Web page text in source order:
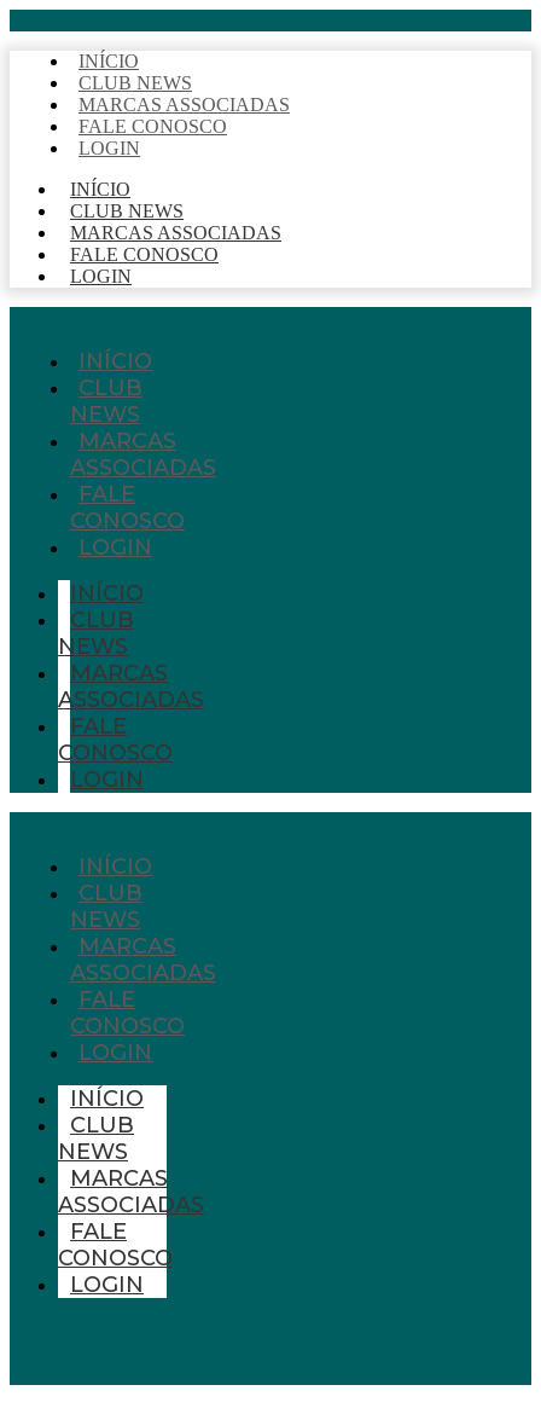
INÍCIO
CLUB NEWS
MARCAS ASSOCIADAS
FALE CONOSCO
LOGIN
INÍCIO
CLUB NEWS
MARCAS ASSOCIADAS
FALE CONOSCO
LOGIN
INÍCIO
CLUB
NEWS
MARCAS
ASSOCIADAS
FALE
CONOSCO
LOGIN
INÍCIO
CLUB
NEWS
MARCAS
ASSOCIADAS
FALE
CONOSCO
LOGIN
INÍCIO
CLUB
NEWS
MARCAS
ASSOCIADAS
FALE
CONOSCO
LOGIN
INÍCIO
CLUB
NEWS
MARCAS
ASSOCIADAS
FALE
CONOSCO
LOGIN